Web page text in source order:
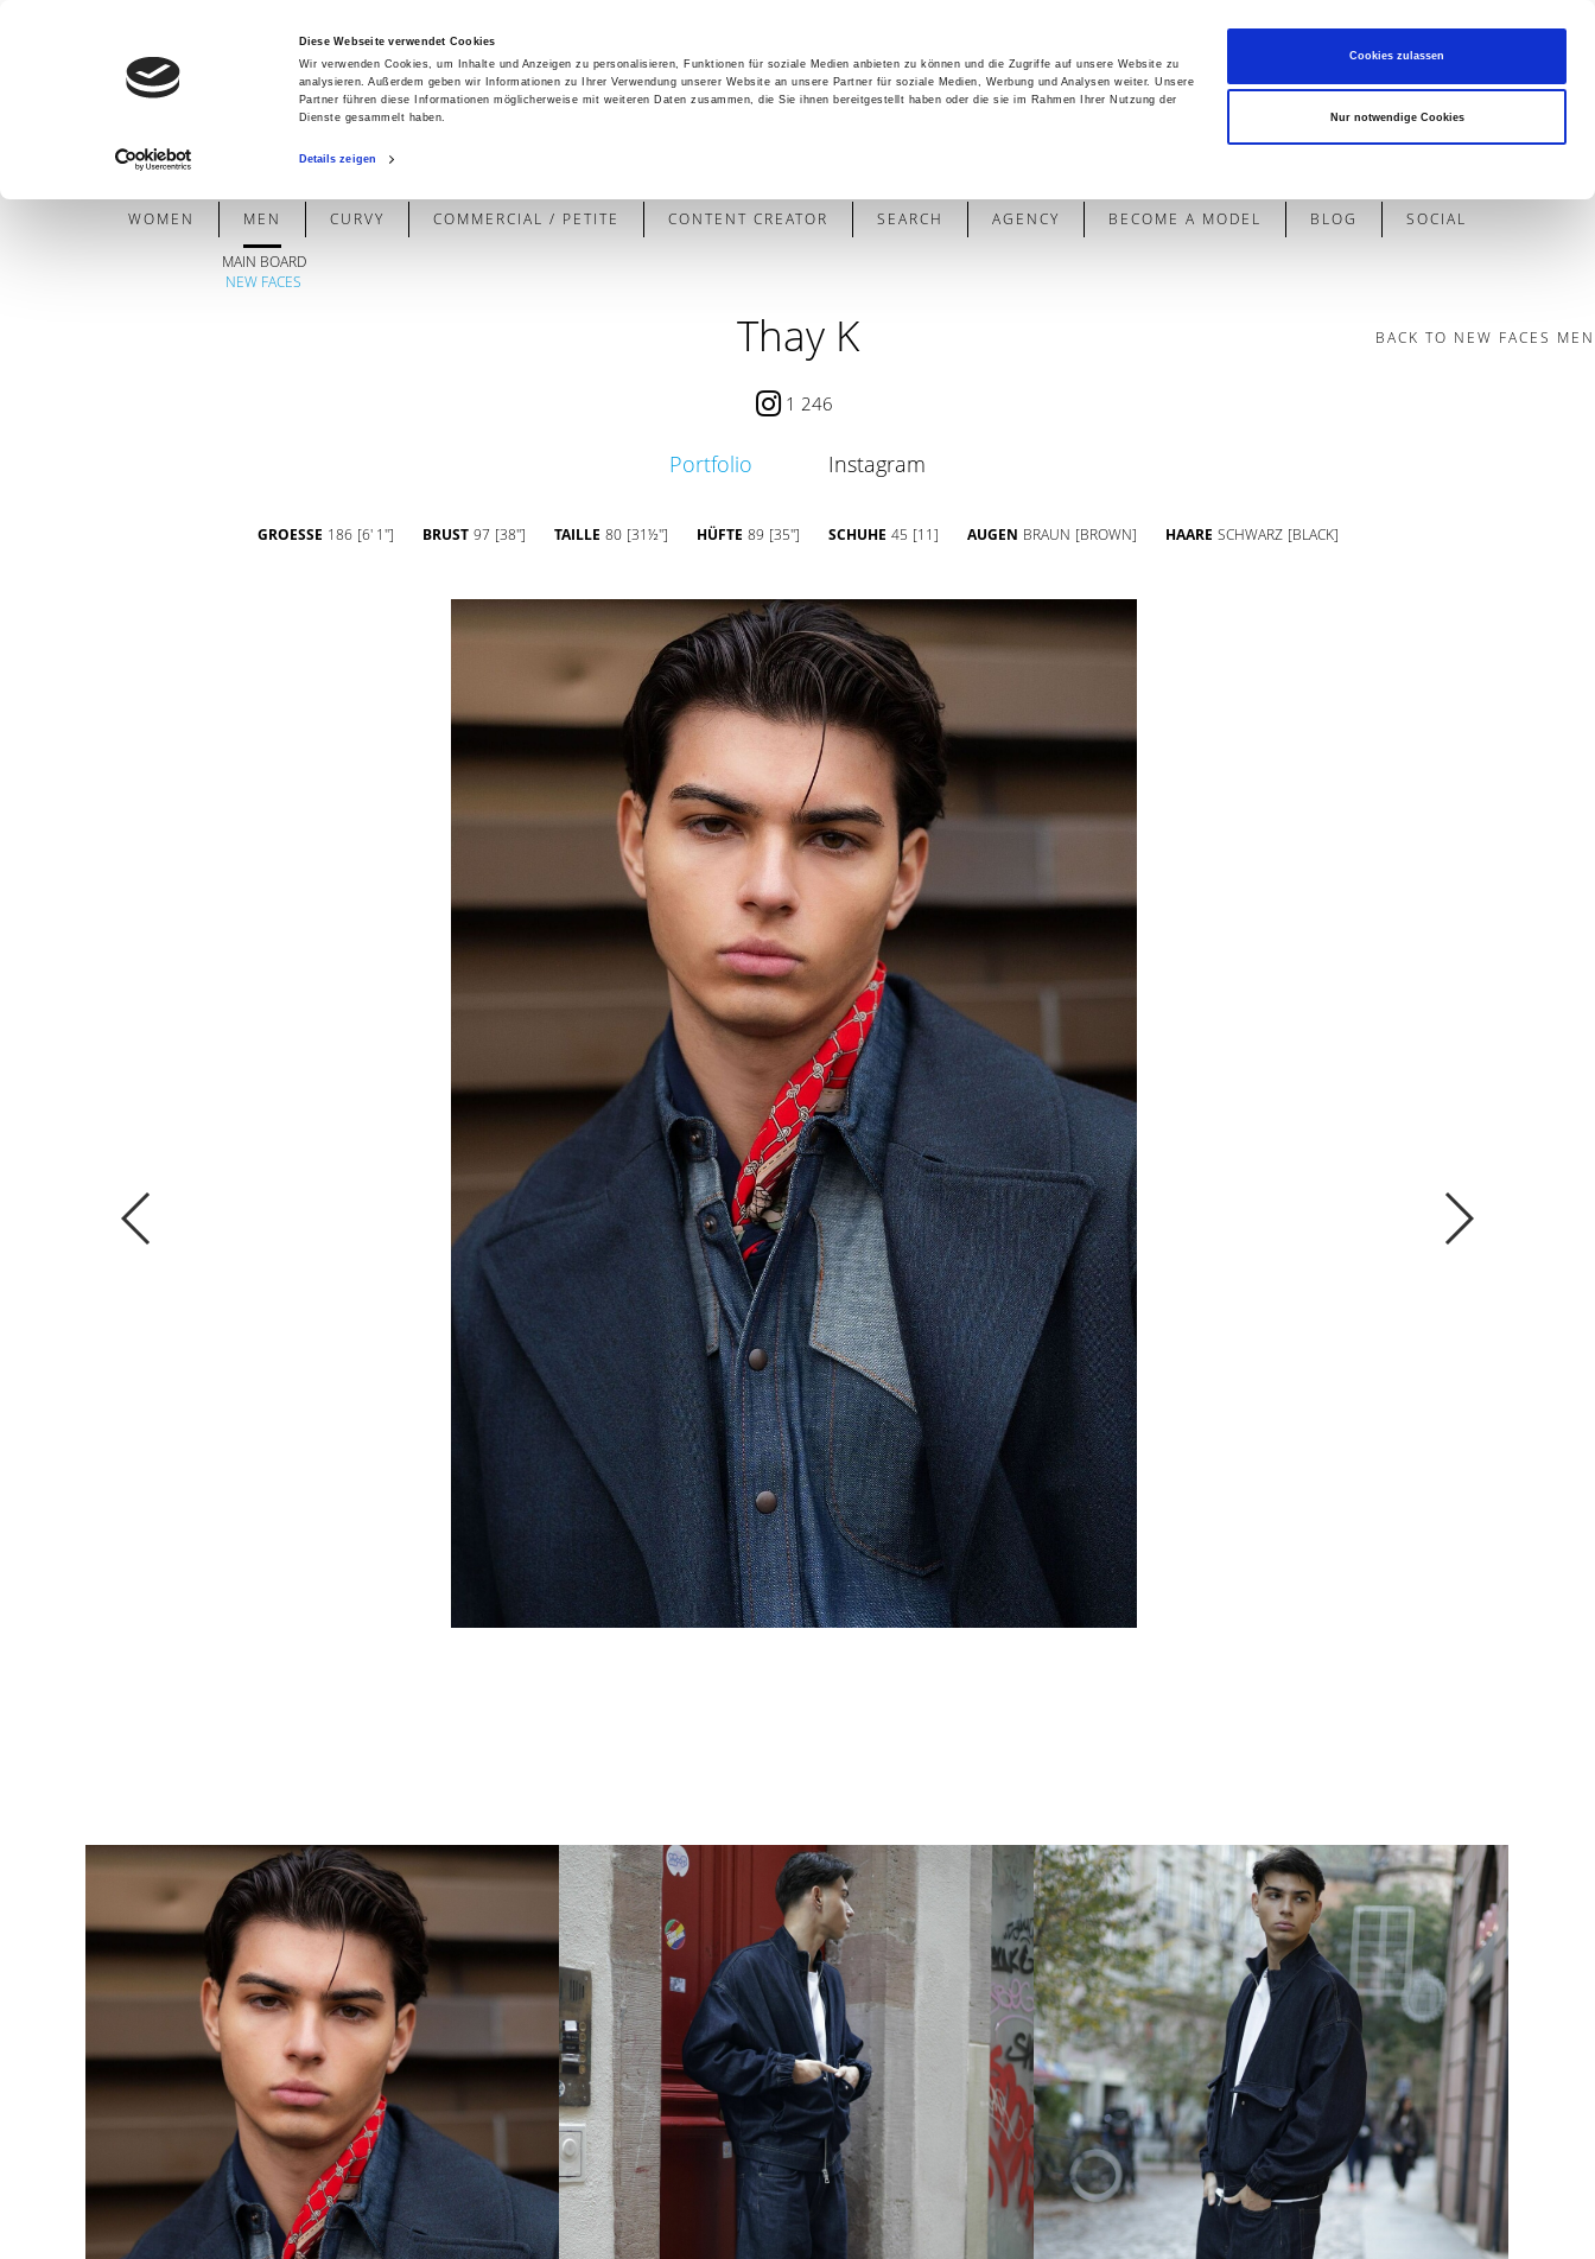
Diese Webseite verwendet Cookies
Wir verwenden Cookies, um Inhalte und Anzeigen zu personalisieren, Funktionen für soziale Medien anbieten zu können und die Zugriffe auf unsere Website zu
analysieren. Außerdem geben wir Informationen zu Ihrer Verwendung unserer Website an unsere Partner für soziale Medien, Werbung und Analysen weiter. Unsere
Partner führen diese Informationen möglicherweise mit weiteren Daten zusammen, die Sie ihnen bereitgestellt haben oder die sie im Rahmen Ihrer Nutzung der
Dienste gesammelt haben.
Details zeigen
Cookies zulassen
Nur notwendige Cookies
Contact
WOMEN MEN
MAIN BOARD
NEW FACES
CURVY COMMERCIAL / PETITE CONTENT CREATOR SEARCH AGENCY BECOME A MODEL BLOG SOCIAL
Thay K BACK TO NEW FACES MEN
1 246
Portfolio Instagram
GROESSE 186 [6' 1''] BRUST 97 [38''] TAILLE 80 [31½''] HÜFTE 89 [35''] SCHUHE 45 [11] AUGEN BRAUN [BROWN] HAARE SCHWARZ [BLACK]